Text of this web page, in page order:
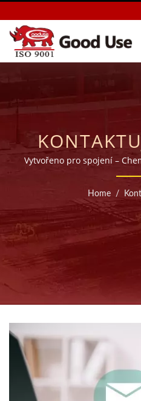
TCHAJ-
20LETOU
GOOD
Vytvořeno pro spojení –
Home /